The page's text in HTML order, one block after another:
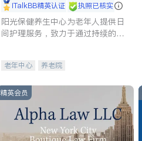
iTalkBB精英认证 执照已核实
阳光保健养生中心为老年人提供日
间护理服务，致力于通过持续的护
老年中心 养老院
精英会员